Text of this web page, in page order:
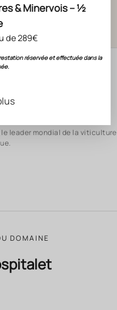
& Minervois – ½
de 289€
réservée et effectuée dans la
leader mondial de la viticulture
l'élément 1
à l'élément 2
à l'élément 3
DOMAINE